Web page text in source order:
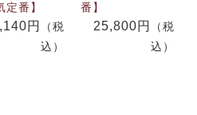
定番】
円
（税
込）
番】
25,800円
（税
込）